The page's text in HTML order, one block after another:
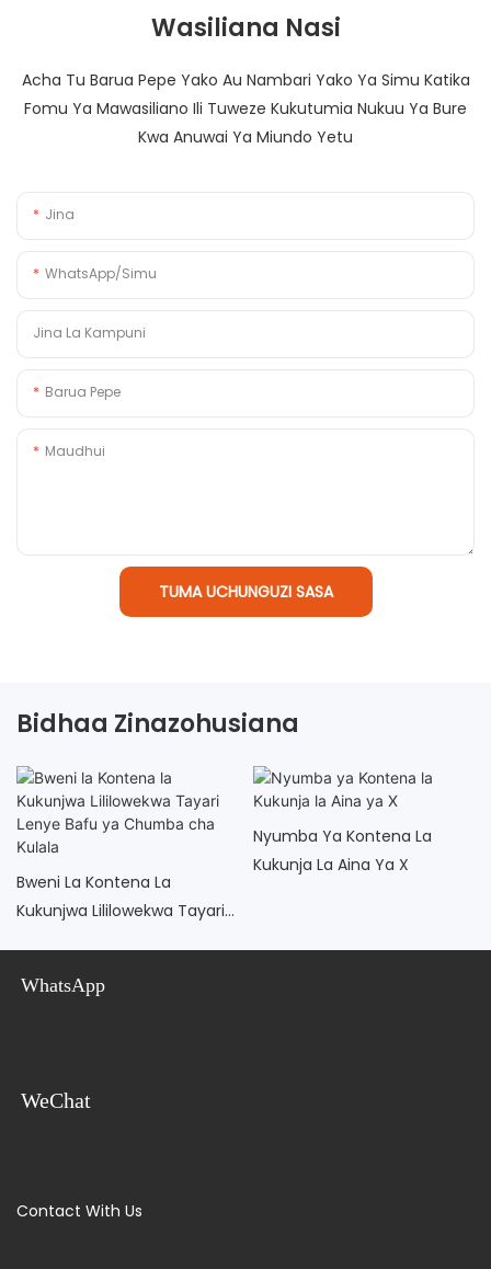
Wasiliana Nasi
Acha Tu Barua Pepe Yako Au Nambari Yako Ya Simu Katika
Fomu Ya Mawasiliano Ili Tuweze Kukutumia Nukuu Ya Bure
Kwa Anuwai Ya Miundo Yetu
Jina
WhatsApp/Simu
Jina La Kampuni
Barua Pepe
Maudhui
TUMA UCHUNGUZI SASA
Bidhaa Zinazohusiana
Bweni La Kontena La
Kukunjwa Lililowekwa Tayari
Nyumba Ya Kontena La
Kukunja La Aina Ya X
WhatsApp
WeChat
Contact With Us